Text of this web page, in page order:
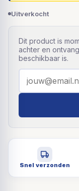
Uitverkocht
Dit product is
achter en
beschikbaar is.
Snel verzonden